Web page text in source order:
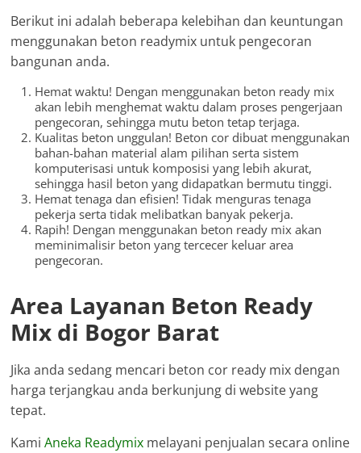
Berikut ini adalah beberapa kelebihan dan keuntungan
menggunakan beton readymix untuk pengecoran
bangunan anda.
Hemat waktu! Dengan menggunakan beton ready mix
akan lebih menghemat waktu dalam proses pengerjaan
pengecoran, sehingga mutu beton tetap terjaga.
Kualitas beton unggulan! Beton cor dibuat menggunakan
bahan-bahan material alam pilihan serta sistem
komputerisasi untuk komposisi yang lebih akurat,
sehingga hasil beton yang didapatkan bermutu tinggi.
Hemat tenaga dan efisien! Tidak menguras tenaga
pekerja serta tidak melibatkan banyak pekerja.
Rapih! Dengan menggunakan beton ready mix akan
meminimalisir beton yang tercecer keluar area
pengecoran.
Area Layanan Beton Ready
Mix di Bogor Barat
Jika anda sedang mencari beton cor ready mix dengan
harga terjangkau anda berkunjung di website yang
tepat.
KamiAneka Readymix melayani penjualan secara online